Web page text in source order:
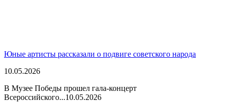
Юные артисты рассказали о подвиге советского народа
10.05.2026
В Музее Победы прошел гала-концерт
Всероссийского...10.05.2026